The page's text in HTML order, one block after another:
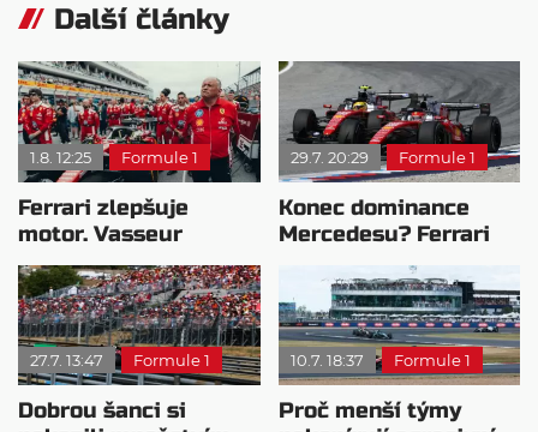
Další články
1.8. 12:25 Formule 1
Ferrari zlepšuje
motor. Vasseur
chystá útok na
Mercedes
29.7. 20:29 Formule 1
Konec dominance
Mercedesu? Ferrari
se chystá vycenit
zuby
27.7. 13:47 Formule 1
Dobrou šanci si
10.7. 18:37 Formule 1
Proč menší týmy